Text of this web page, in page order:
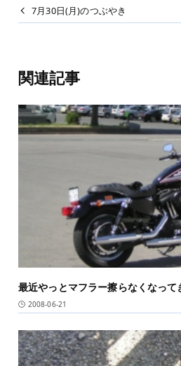
7月30日(月)のつぶやき
関連記事
最近やっとマフラー擦らなくなって
2008-06-21